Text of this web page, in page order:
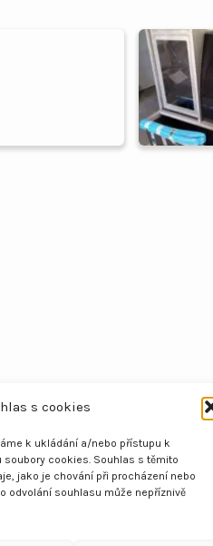
s cookies
k ukládání a/nebo přístupu k
cookies. Souhlas s těmito
jako je chování při procházení nebo
odvolání souhlasu může nepříznivě